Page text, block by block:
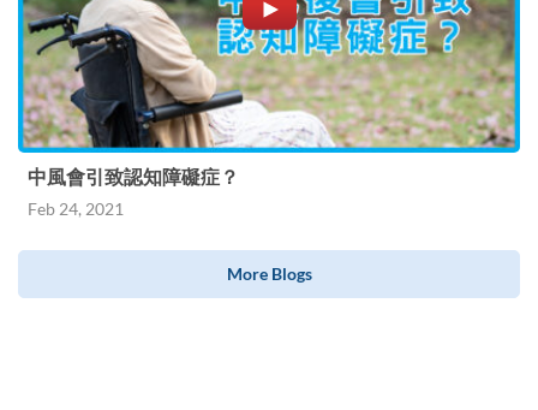
中風會引致認知障礙症？
Feb 24, 2021
More Blogs